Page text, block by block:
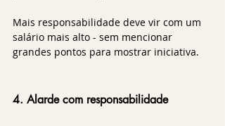
Mais responsabilidade deve vir com um
salário mais alto - sem mencionar
grandes pontos para mostrar iniciativa.
4. Alarde com responsabilidade